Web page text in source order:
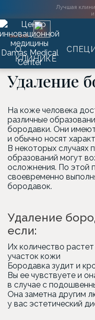
Лучшая
SINCE2016
О
КЛИНИКЕ
Главная →Услуги →
Удаление бородавок
Удаление
На коже человека
различные
бородавки. Они
и обычно носят
В некоторых случаях
образований могут
осложнения. По этой
своевременно
бородавок.
Удаление
если:
Их количество
участок кожи
Бородавка зудит и
Вы ее чувствуете и
в случае с
Она заметна другим
у вас эстетический